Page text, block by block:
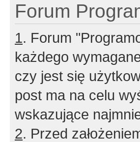
Forum
1. Forum
każdego
czy jest się
post ma na celu
wskazujące
2. Przed